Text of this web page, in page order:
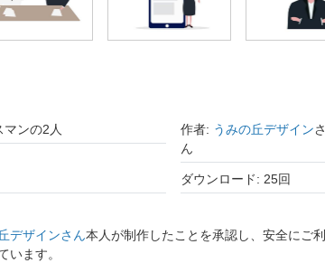
マンの2人 作者: うみの丘デザインさ
ん
ダウンロード: 25回
デザインさん本人が制作したことを承認し、安全にご利
います。